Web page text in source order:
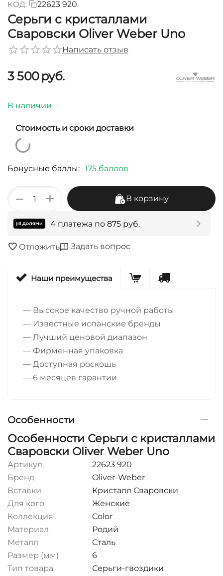
КОД: 22623 920
Серьги с кристаллами
Сваровски Oliver Weber Uno
Написать отзыв
3 500руб.
В наличии
Стоимость и сроки доставки
Бонусные баллы: 175 баллов
+
− В корзину
4 платежа по 875 руб.
Отложить Задать вопрос
Наши преимущества
— Высокое качество ручной работы
— Известные испанские бренды
— Лучший ценовой диапазон
— Фирменная упаковка
— Доступная роскошь
— 6 месяцев гарантии
Особенности
Особенности Серьги с кристаллами
Сваровски Oliver Weber Uno
Артикул
22623 920
Бренд
Oliver-Weber
Вставки
Кристалл Сваровски
Для кого
Женские
Коллекция
Color
Материал
Родий
Металл
Сталь
Размер (мм)
6
Тип товара
Серьги-гвоздики